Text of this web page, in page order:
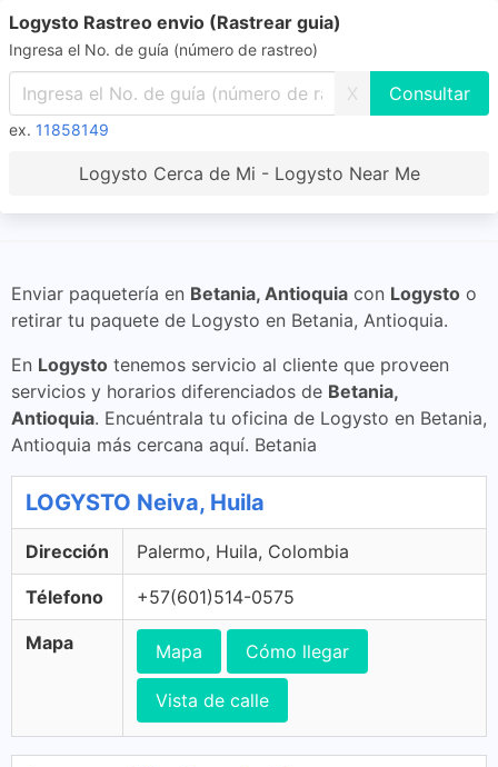
Logysto Rastreo envio (Rastrear guia)
Ingresa el No. de guía (número de rastreo)
X
ex. 11858149
Logysto Cerca de Mi - Logysto Near Me
Enviar paquetería en Betania, Antioquia con Logysto o
retirar tu paquete de Logysto en Betania, Antioquia.
En Logysto tenemos servicio al cliente que proveen
servicios y horarios diferenciados de Betania,
Antioquia. Encuéntrala tu oficina de Logysto en Betania,
Antioquia más cercana aquí. Betania
LOGYSTO Neiva, Huila
Dirección Palermo, Huila, Colombia
Télefono +57(601)514-0575
Mapa Mapa Cómo llegar
Vista de calle